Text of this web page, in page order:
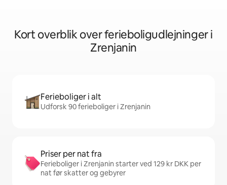
Kort overblik over ferieboligudlejninger i
Zrenjanin
Ferieboliger i alt
Udforsk 90 ferieboliger i Zrenjanin
Priser per nat fra
Ferieboliger i Zrenjanin starter ved 129 kr DKK per
nat før skatter og gebyrer